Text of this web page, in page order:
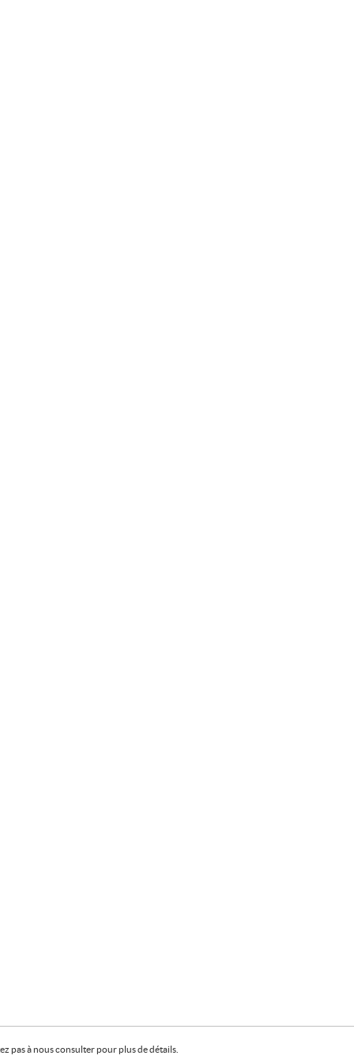
pas à nous consulter pour plus de détails.